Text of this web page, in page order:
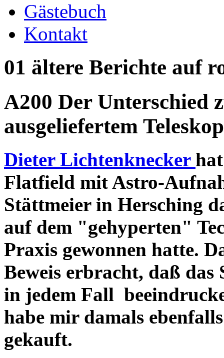
Gästebuch
Kontakt
01 ältere Berichte auf
A200 Der Unterschied
ausgeliefertem
Dieter Lichtenknecker
Flatfield mit Astro-
Stättmeier in Hersching
auf dem "gehyperten"
Praxis gewonnen hatte.
Beweis erbracht, daß das
in jedem Fall
habe mir damals
gekauft.